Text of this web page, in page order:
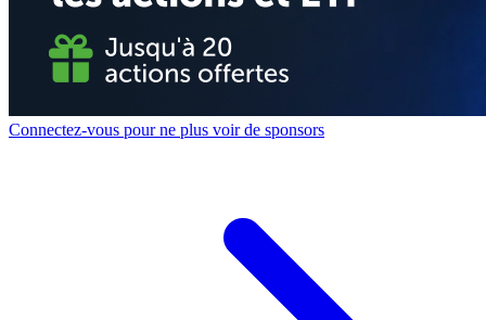
Connectez-vous pour ne plus voir de sponsors